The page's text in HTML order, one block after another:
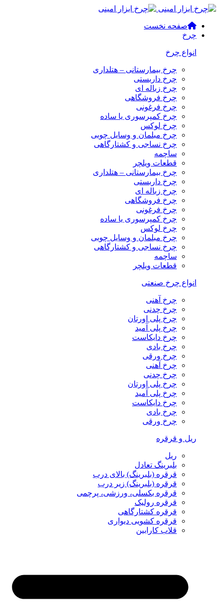
صفحه نخست
چرخ
انواع چرخ
چرخ بیمارستانی – هتلداری
چرخ داربستی
چرخ زباله ای
چرخ فروشگاهی
چرخ فرغونی
چرخ کمپرسوری یا ساده
چرخ لوکس
چرخ مبلمان و وسایل چوبی
چرخ نساجی و کشتارگاهی
ساچمه
قطعات ویلچر
چرخ بیمارستانی – هتلداری
چرخ داربستی
چرخ زباله ای
چرخ فروشگاهی
چرخ فرغونی
چرخ کمپرسوری یا ساده
چرخ لوکس
چرخ مبلمان و وسایل چوبی
چرخ نساجی و کشتارگاهی
ساچمه
قطعات ویلچر
انواع چرخ صنعتی
چرخ آهنی
چرخ چدنی
چرخ پلی اورتان
چرخ پلی آمید
چرخ دایکاست
چرخ بادی
چرخ ورقی
چرخ آهنی
چرخ چدنی
چرخ پلی اورتان
چرخ پلی آمید
چرخ دایکاست
چرخ بادی
چرخ ورقی
ریل و قرقره
ریل
بلبرینگ تعادل
قرقره (بلبرینگ) بالای درب
قرقره (بلبرینگ) زیر درب
قرقره بکسلی، ورزشی، پرچمی
قرقره رولیک
قرقره کشتارگاهی
قرقره کشویی دیواری
قلاب کارابین